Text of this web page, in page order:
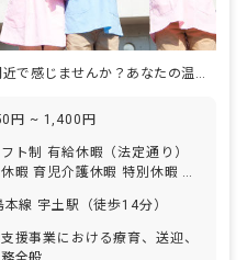
円 ~ 1,400円
ト制 有給休暇（法定通り）
暇 育児介護休暇 特別休暇 夏
線 宇土駅（徒歩14分）
援事業における療育、送迎、